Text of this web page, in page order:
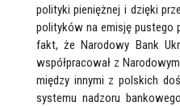
polityki pieniężnej i dzięki
polityków na emisję pustego
fakt, że Narodowy Bank
współpracował z
między innymi z polskich
systemu nadzoru